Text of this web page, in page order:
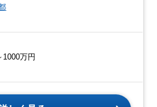
1000万円